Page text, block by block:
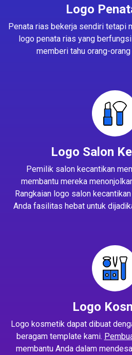
Logo
Penata rias bekerja sendiri tetapi
logo penata rias yang
memberi tahu orang-
Logo Salon
Pemilik salon kecantikan
membantu mereka
Rangkaian logo salon
Anda fasilitas hebat untuk
Logo
Logo kosmetik dapat dibuat
beragam template kami.
membantu Anda dalam